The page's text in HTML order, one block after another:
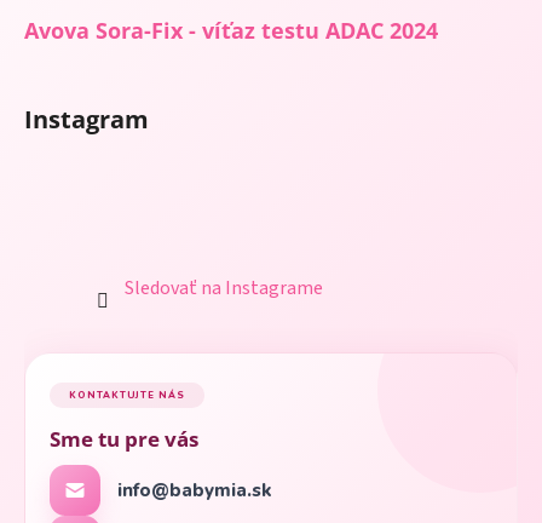
Avova Sora-Fix - víťaz testu ADAC 2024
Instagram
Sledovať na Instagrame
KONTAKTUJTE NÁS
Sme tu pre vás
info@babymia.sk